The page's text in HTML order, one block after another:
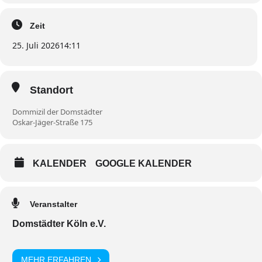
Zeit
25. Juli 202614:11
Standort
Dommizil der Domstädter
Oskar-Jäger-Straße 175
KALENDER GOOGLE KALENDER
Veranstalter
Domstädter Köln e.V.
MEHR ERFAHREN